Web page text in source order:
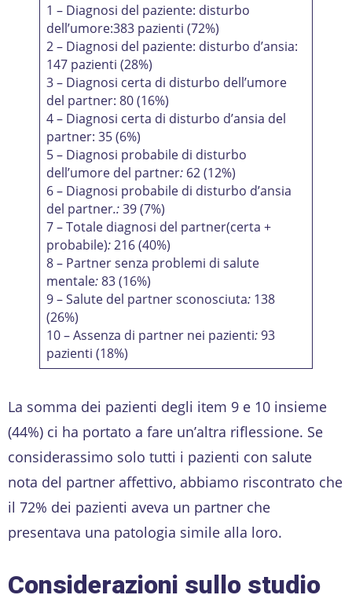
1 – Diagnosi del paziente: disturbo
dell’umore:383 pazienti (72%)
2 – Diagnosi del paziente: disturbo d’ansia:
147 pazienti (28%)
3 – Diagnosi certa di disturbo dell’umore
del partner: 80 (16%)
4 – Diagnosi certa di disturbo d’ansia del
partner: 35 (6%)
5 – Diagnosi probabile di disturbo
dell’umore del partner: 62 (12%)
6 – Diagnosi probabile di disturbo d’ansia
del partner.:39 (7%)
7 – Totale diagnosi del partner(certa +
probabile):216 (40%)
8 – Partner senza problemi di salute
mentale:83 (16%)
9 – Salute del partner sconosciuta: 138
(26%)
10 – Assenza di partner nei pazienti:93
pazienti (18%)
La somma dei pazienti degli item 9 e 10 insieme
(44%) ci ha portato a fare un’altra riflessione. Se
considerassimo solo tutti i pazienti con salute
nota del partner affettivo, abbiamo riscontrato che
il 72% dei pazienti aveva un partner che
presentava una patologia simile alla loro.
Considerazioni sullo studio